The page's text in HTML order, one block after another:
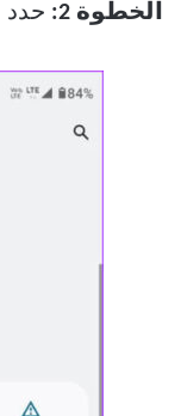
الخطوة 2: حدد